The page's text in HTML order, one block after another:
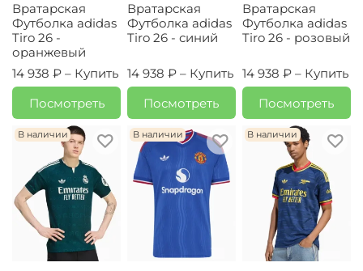
Вратарская
Футболка adidas
Tiro 26 -
оранжевый
14 938 ₽ – Купить
Посмотреть
Вратарская
Футболка adidas
Tiro 26 - синий
14 938 ₽ – Купить
Посмотреть
Вратарская
Футболка adidas
Tiro 26 - розовый
14 938 ₽ – Купить
Посмотреть
В наличии В наличии В наличии